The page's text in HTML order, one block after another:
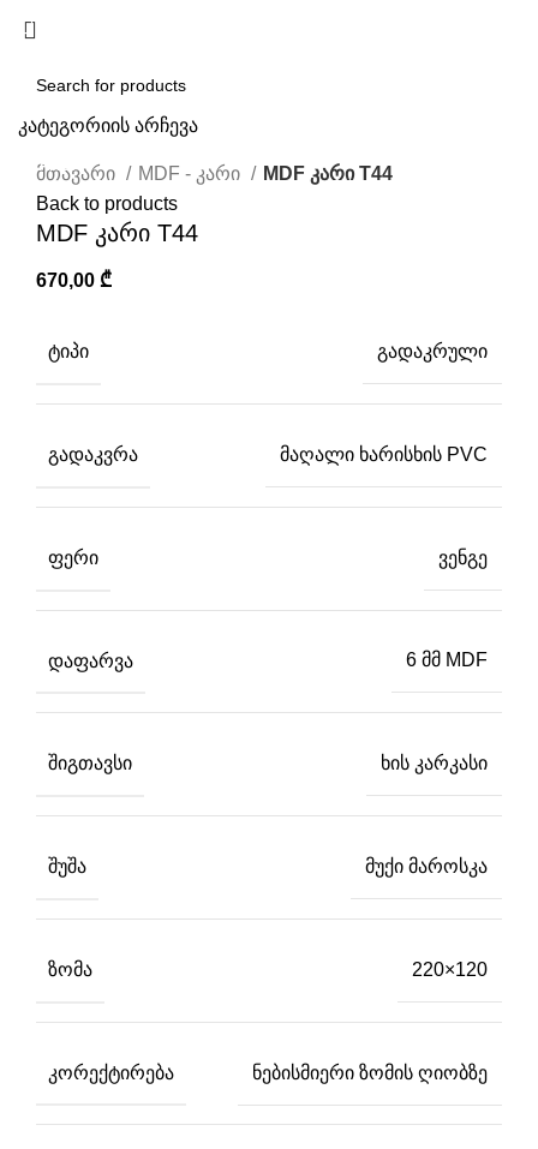
Click to enlarge
მთავარი
MDF - კარი
MDF კარი T44
Back to products
MDF კარი T44
670,00 ₾
ᲢᲘᲞᲘ გადაკრული
ᲒᲐᲓᲐᲙᲕᲠᲐ მაღალი ხარისხის PVC
ᲤᲔᲠᲘ ვენგე
ᲓᲐᲤᲐᲠᲕᲐ 6 მმ MDF
ᲨᲘᲒᲗᲐᲕᲡᲘ ხის კარკასი
ᲨᲣᲨᲐ მუქი მაროსკა
ᲖᲝᲛᲐ 220×120
ᲙᲝᲠᲔᲥᲢᲘᲠᲔᲑᲐ ნებისმიერი ზომის ღიობზე
კატეგორიის არჩევა
SEARCH